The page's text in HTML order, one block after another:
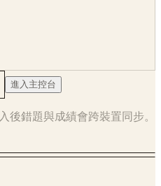
進入主控台
後錯題與成績會跨裝置同步。